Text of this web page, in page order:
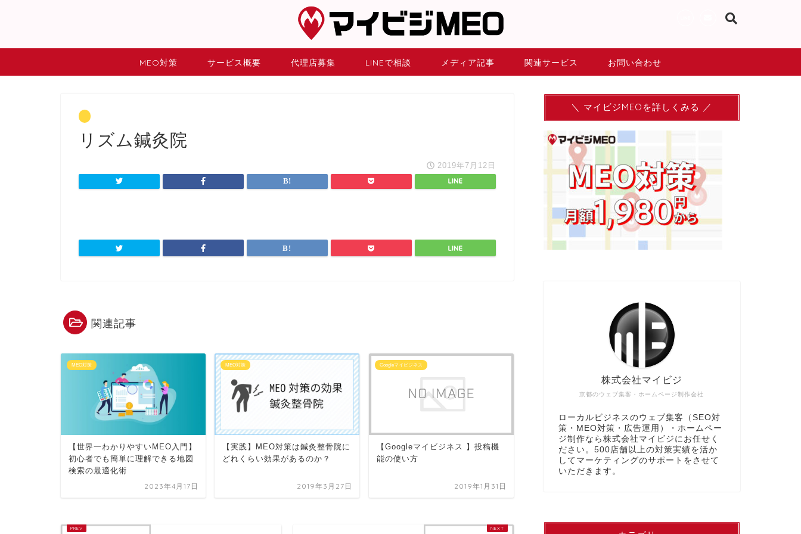
MEO対策 サービス概要 代理店募集 LINEで相談 メディア記事 関連サービス お問い合わせ
リズム鍼灸院
2019年7月12日
関連記事
MEO対策
【世界一わかりやすいMEO入門】
初心者でも簡単に理解できる地図
検索の最適化術
2023年4月17日
MEO対策
【実践】MEO対策は鍼灸整骨院に
どれくらい効果があるのか？
2019年3月27日
Googleマイビジネス
【Googleマイビジネス 】投稿機
能の使い方
2019年1月31日
＼ マイビジMEOを詳しくみる ／
京都のウェブ集客・ホームページ制作会社
株式会社マイビジ
ローカルビジネスのウェブ集客（SEO対
策・MEO対策・広告運用）・ホームペー
ジ制作なら株式会社マイビジにお任せく
ださい。500店舗以上の対策実績を活か
してマーケティングのサポートをさせて
いただきます。